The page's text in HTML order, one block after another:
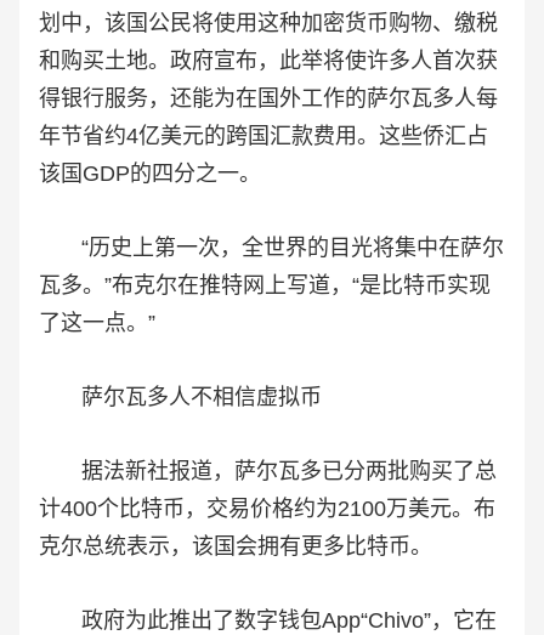
划中，该国公民将使用这种加密货币购物、缴税
和购买土地。政府宣布，此举将使许多人首次获
得银行服务，还能为在国外工作的萨尔瓦多人每
年节省约4亿美元的跨国汇款费用。这些侨汇占
该国GDP的四分之一。
“历史上第一次，全世界的目光将集中在萨尔
瓦多。”布克尔在推特网上写道，“是比特币实现
了这一点。”
萨尔瓦多人不相信虚拟币
据法新社报道，萨尔瓦多已分两批购买了总
计400个比特币，交易价格约为2100万美元。布
克尔总统表示，该国会拥有更多比特币。
政府为此推出了数字钱包App“Chivo”，它在